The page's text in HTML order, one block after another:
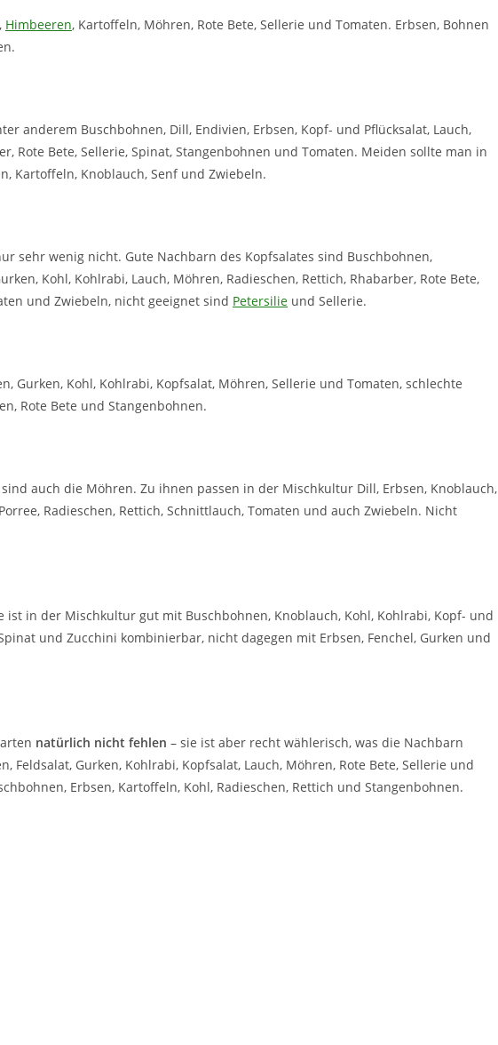
Himbeeren, Kartoffeln, Möhren, Rote Bete, Sellerie und Tomaten. Erbsen, Bohnen
anderem Buschbohnen, Dill, Endivien, Erbsen, Kopf- und Pflücksalat, Lauch,
Rote Bete, Sellerie, Spinat, Stangenbohnen und Tomaten. Meiden sollte man in
Kartoffeln, Knoblauch, Senf und Zwiebeln.
sehr wenig nicht. Gute Nachbarn des Kopfsalates sind Buschbohnen,
Kohl, Kohlrabi, Lauch, Möhren, Radieschen, Rettich, Rhabarber, Rote Bete,
und Zwiebeln, nicht geeignet sind Petersilie und Sellerie.
Gurken, Kohl, Kohlrabi, Kopfsalat, Möhren, Sellerie und Tomaten, schlechte
Rote Bete und Stangenbohnen.
auch die Möhren. Zu ihnen passen in der Mischkultur Dill, Erbsen, Knoblauch,
Radieschen, Rettich, Schnittlauch, Tomaten und auch Zwiebeln. Nicht
ist in der Mischkultur gut mit Buschbohnen, Knoblauch, Kohl, Kohlrabi, Kopf- und
und Zucchini kombinierbar, nicht dagegen mit Erbsen, Fenchel, Gurken und
natürlich nicht fehlen – sie ist aber recht wählerisch, was die Nachbarn
Feldsalat, Gurken, Kohlrabi, Kopfsalat, Lauch, Möhren, Rote Bete, Sellerie und
Erbsen, Kartoffeln, Kohl, Radieschen, Rettich und Stangenbohnen.